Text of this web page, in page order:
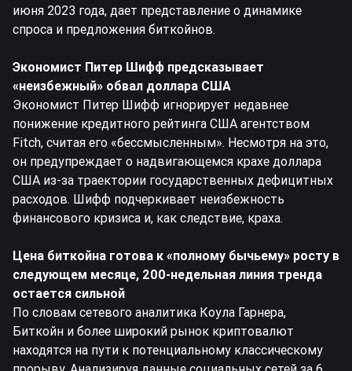
июня 2023 года, дает представление о динамике
спроса и предложения биткойнов.
Экономист Питер Шифф предсказывает
«неизбежный» обвал доллара США
Экономист Питер Шифф игнорирует недавнее
понижение кредитного рейтинга США агентством
Fitch, считая его «бессмысленным». Несмотря на это,
он предупреждает о надвигающемся крахе доллара
США из-за траектории государственных дефицитных
расходов. Шифф подчеркивает неизбежность
финансового кризиса и, как следствие, краха.
Цена биткойна готова к «полному бычьему» росту в
следующем месяце, 200-недельная линия тренда
остается сильной
По словам сетевого аналитика Коула Гарнера,
Биткойн и более широкий рынок криптовалют
находятся на пути к потенциальному классическому